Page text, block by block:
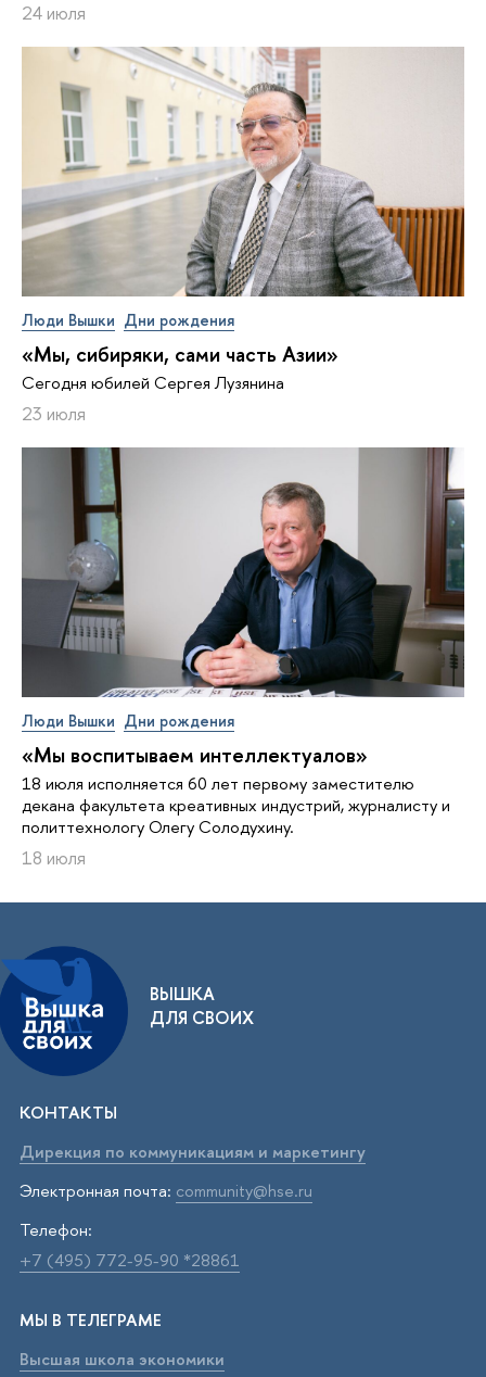
24 июля
Люди Вышки Дни рождения
«Мы, сибиряки, сами часть Азии»
Сегодня юбилей Сергея Лузянина
23 июля
Люди Вышки Дни рождения
«Мы воспитываем интеллектуалов»
18 июля исполняется 60 лет первому заместителю
декана факультета креативных индустрий, журналисту и
политтехнологу Олегу Солодухину.
18 июля
ВЫШКА
ДЛЯ СВОИХ
КОНТАКТЫ
Дирекция по коммуникациям и маркетингу
Электронная почта: community@hse.ru
Телефон:
+7 (495) 772-95-90 *28861
МЫ В ТЕЛЕГРАМЕ
Высшая школа экономики